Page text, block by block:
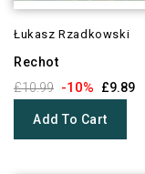
Łukasz Rzadkowski
Rechot
£10.99 -10% £9.89
Add To Cart